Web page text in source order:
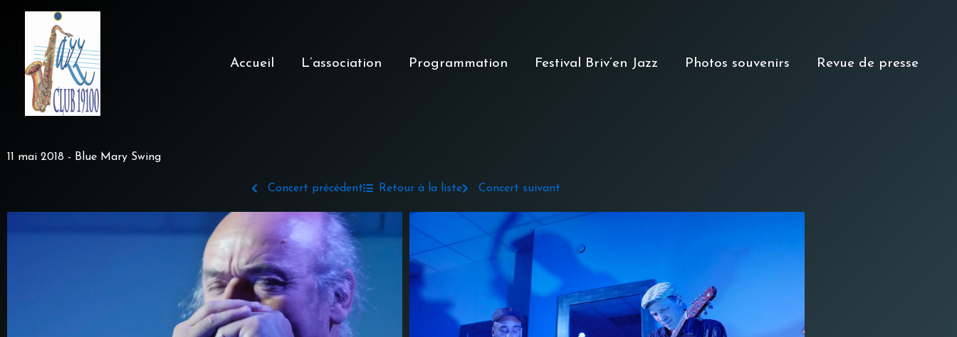
contenu
Accueil L’association Programmation Festival Briv’en Jazz Photos souvenirs Revue de presse
11 mai 2018 - Blue Mary Swing
Concert précédent Retour à la liste Concert suivant